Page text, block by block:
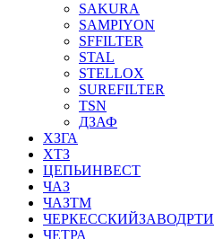
SAKURA
SAMPIYON
SFFILTER
STAL
STELLOX
SUREFILTER
TSN
ДЗАФ
ХЗГА
ХТЗ
ЦЕПЬИНВЕСТ
ЧАЗ
ЧАЗТМ
ЧЕРКЕССКИЙЗАВОДРТИ
ЧЕТРА